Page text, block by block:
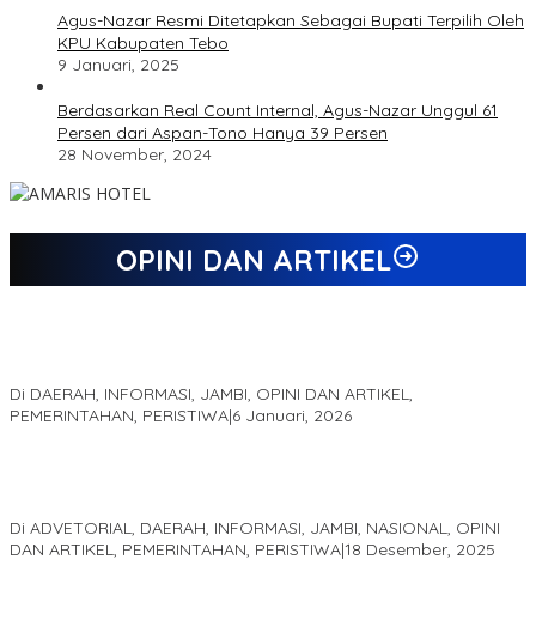
Agus-Nazar Resmi Ditetapkan Sebagai Bupati Terpilih Oleh
KPU Kabupaten Tebo
9 Januari, 2025
Berdasarkan Real Count Internal, Agus-Nazar Unggul 61
Persen dari Aspan-Tono Hanya 39 Persen
28 November, 2024
OPINI DAN ARTIKEL
Di DAERAH, INFORMASI, JAMBI, OPINI DAN ARTIKEL,
PEMERINTAHAN, PERISTIWA|6 Januari, 2026
Di ADVETORIAL, DAERAH, INFORMASI, JAMBI, NASIONAL, OPINI
DAN ARTIKEL, PEMERINTAHAN, PERISTIWA|18 Desember, 2025